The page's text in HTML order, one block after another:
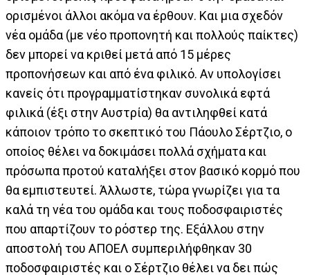
ορισμένοι άλλοι ακόμα να έρθουν. Και μια σχεδόν
νέα ομάδα (με νέο προπονητή και πολλούς παίκτες)
δεν μπορεί να κριθεί μετά από 15 μέρες
προπονήσεων και από ένα φιλικό. Αν υπολογίσει
κανείς ότι προγραμματίστηκαν συνολικά εφτά
φιλικά (έξι στην Αυστρία) θα αντιληφθεί κατά
κάποιον τρόπο το σκεπτικό του Πάουλο Σέρτζιο, ο
οποίος θέλει να δοκιμάσει πολλά σχήματα και
πρόσωπα προτού καταλήξει στον βασικό κορμό που
θα εμπιστευτεί. Άλλωστε, τώρα γνωρίζει για τα
καλά τη νέα του ομάδα και τους ποδοσφαιριστές
που απαρτίζουν το ρόστερ της. Εξάλλου στην
αποστολή του ΑΠΟΕΛ συμπεριλήφθηκαν 30
ποδοσφαιριστές και ο Σέρτζιο θέλει να δει πώς